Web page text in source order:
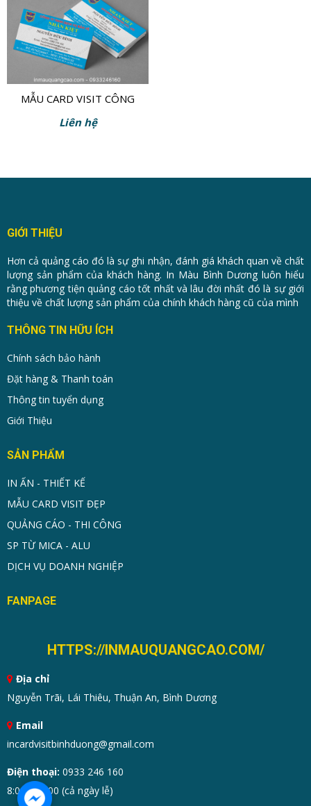
MẪU CARD VISIT CÔNG
TY BẢO VỆ
Liên hệ
GIỚI THIỆU
Hơn cả quảng cáo đó là sự ghi nhận, đánh giá khách quan về chất
lượng sản phẩm của khách hàng. In Màu Bình Dương luôn hiểu
rằng phương tiện quảng cáo tốt nhất và lâu đời nhất đó là sự giới
thiệu về chất lượng sản phẩm của chính khách hàng cũ của mình
THÔNG TIN HỮU ÍCH
Chính sách bảo hành
Đặt hàng & Thanh toán
Thông tin tuyển dụng
Giới Thiệu
SẢN PHẨM
IN ẤN - THIẾT KẾ
MẪU CARD VISIT ĐẸP
QUẢNG CÁO - THI CÔNG
SP TỪ MICA - ALU
DỊCH VỤ DOANH NGHIỆP
FANPAGE
HTTPS://INMAUQUANGCAO.COM/
Địa chỉ
Nguyễn Trãi, Lái Thiêu, Thuận An, Bình Dương
Email
incardvisitbinhduong@gmail.com
Điện thoại: 0933 246 160
8:00 - 19:00 (cả ngày lễ)